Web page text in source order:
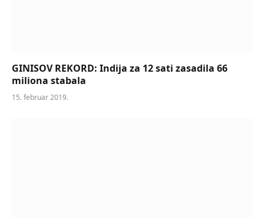
GINISOV REKORD: Indija za 12 sati zasadila 66
miliona stabala
15. februar 2019.